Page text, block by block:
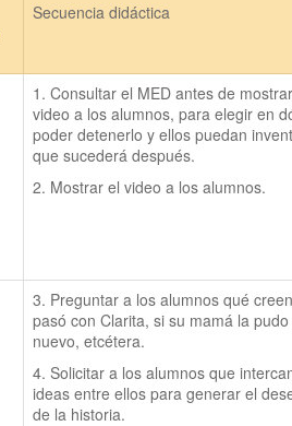
Secuencia didáctica
1. Consultar el MED antes de
video a los alumnos, para elegir en
poder detenerlo y ellos puedan
que sucederá después.
2. Mostrar el video a los alumnos.
3. Preguntar a los alumnos qué
pasó con Clarita, si su mamá la
nuevo, etcétera.
4. Solicitar a los alumnos que
ideas entre ellos para generar el
de la historia.